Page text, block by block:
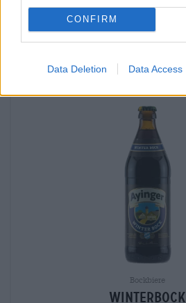
CONFIRM
Data Deletion Data Access
€ 2,50
MEHRWEG
Bockbiere
winterbock